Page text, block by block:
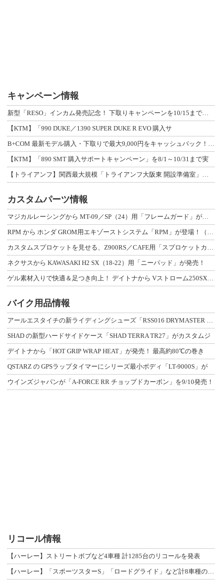
キャンペーン情報
【KTM】「990 DUKE／1390 SUPER DUKE R EVO 購入サ
【KTM】「890 SMT 購入サポートキャンペーン」を8/1～10/31まで実
カスタムパーツ情報
ネクサスから KAWASAKI H2 SX（18-22）用「ニーパッド」が発売！
バイク用品情報
SHAD の新型ハードサイドケース「SHAD TERRA TR27」がカスタムジ
デイトナから「HOT GRIP WRAP HEAT」が発売！ 最高約80℃の巻き
QSTARZ の GPSラップタイマーにシリーズ最小ボディ「LT-9000S」が
ウインズジャパンが「A-FORCE RR チョップドカーボン」を9/10発売！
リコール情報
【ハーレー】ストリートボブなど4車種 計1285台のリコールを発表